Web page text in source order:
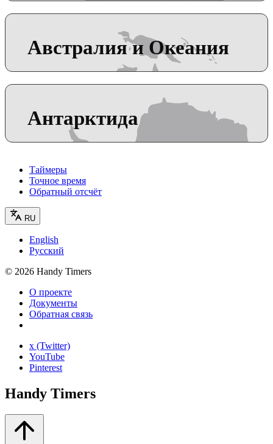
Австралия и Океания
Антарктида
Таймеры
Точное время
Обратный отсчёт
RU
English
Русский
© 2026 Handy Timers
О проекте
Документы
Обратная связь
x (Twitter)
YouTube
Pinterest
Handy Timers